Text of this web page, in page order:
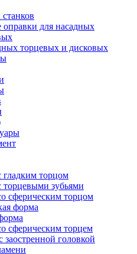
для насадных
торцевых и дисковых
торцом
зубьями
сферическим торцом
форма
сферическим торцем
головкой